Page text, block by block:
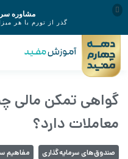
گواهی تمکن مالی
معاملات دارد؟
صندوق‌های سرمایه‌گذاری مفاهیم